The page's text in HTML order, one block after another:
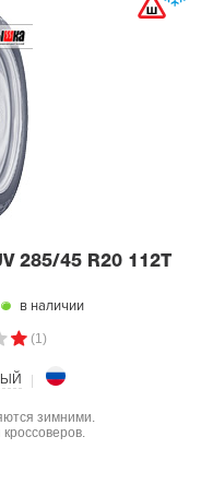
285/45 R20 112T
в наличии
(1)
зимними.